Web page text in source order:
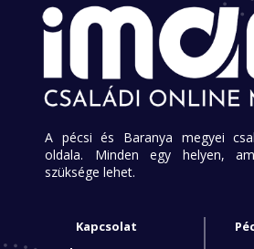
A pécsi és Baranya megyei
oldala. Minden egy helyen,
szüksége lehet.
Kapcsolat